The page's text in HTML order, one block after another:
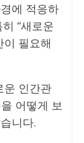
에 적응하
“새로운
이 필요해
운 인간관
어떻게 보
니다.